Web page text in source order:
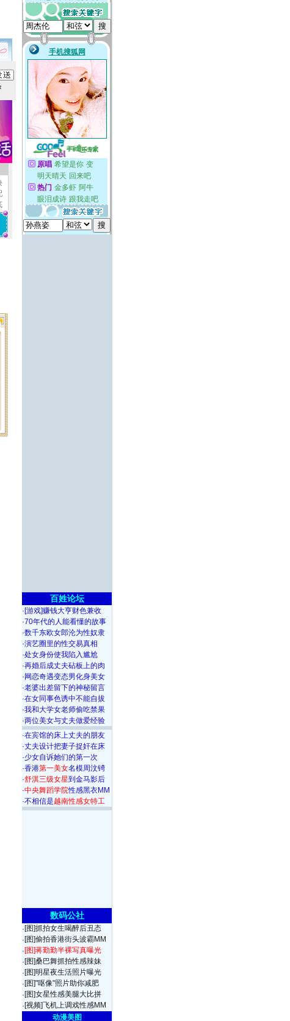
百姓论坛
· [游戏]赚钱大亨财色兼收
·70年代的人能看懂的故事
·数千东欧女郎沦为性奴隶
·演艺圈里的性交易真相
·处女身份使我陷入尴尬
·再婚后成丈夫砧板上的肉
· 网恋奇遇变态男化身美女
·老婆出差留下的神秘留言
·在女同事色诱中不能自拔
·我和大学女老师偷吃禁果
·两位美女与丈夫做爱经验
·在宾馆的床上丈夫的朋友
·丈夫设计把妻子捉奸在床
·少女自诉她们的第一次
·香港第一美女名模周汶锜
·舒淇三级女星到金马影后
·中央舞蹈学院性感黑衣MM
·不相信是越南性感女特工
数码公社
· [图]抓拍女生喝醉后丑态
· [图]偷拍香港街头波霸MM
·[图]蒋勤勤半裸写真曝光
· [图]桑巴舞抓拍性感辣妹
· [图]明星夜生活照片曝光
· [图]"呕像"照片助你减肥
· [图]女星性感美腿大比拼
· [视频]飞机上调戏性感MM
动漫美图